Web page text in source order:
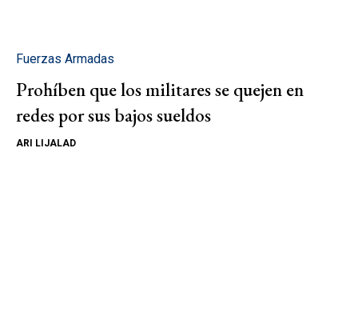
Fuerzas Armadas
Prohíben que los militares se quejen en
redes por sus bajos sueldos
ARI LIJALAD